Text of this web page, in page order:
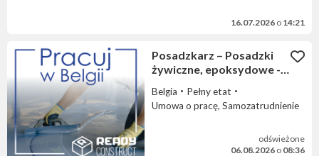
16.07.2026 o 14:21
Posadzkarz – Posadzki
żywiczne, epoksydowe -
Belgia
Pełny etat
Umowa o pracę, Samozatrudnienie
odświeżone
06.08.2026 o 08:36